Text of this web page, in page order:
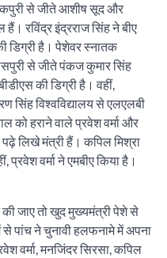
से जीते आशीष सूद और
हैं। रविंद्र इंद्रराज सिंह ने बीए
डिग्री है। पेशेवर स्नातक
से जीते पंकज कुमार सिंह
की डिग्री है। वहीं,
सिंह विश्वविद्यालय से एलएलबी
को हराने वाले प्रवेश वर्मा और
लिखे मंत्री हैं। कपिल मिश्रा
वर्मा ने एमबीए किया है।
जाए तो खुद मुख्यमंत्री पेशे से
पांच ने चुनावी हलफनामे में अपना
वर्मा, मनजिंदर सिरसा, कपिल